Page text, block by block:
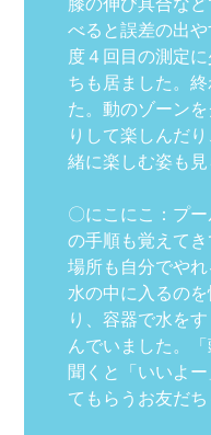
べると誤差の出
度４回目の測定
ちも居ました。
た。動のゾーン
りして楽しんだ
緒に楽しむ姿も見
〇にこにこ：プ
の手順も覚えて
場所も自分でやれ
水の中に入るの
り、容器で水を
んでいました。
聞くと「いいよ
てもらうお友だち